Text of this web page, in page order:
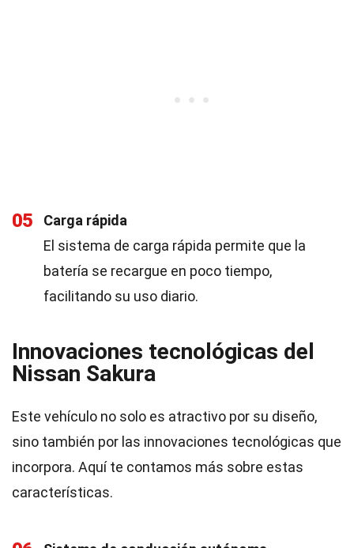
05
Carga rápida
El sistema de carga rápida permite que la
batería se recargue en poco tiempo,
facilitando su uso diario.
Innovaciones tecnológicas del
Nissan Sakura
Este vehículo no solo es atractivo por su diseño,
sino también por las innovaciones tecnológicas que
incorpora. Aquí te contamos más sobre estas
características.